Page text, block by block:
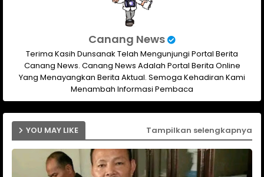
Canang News
Terima Kasih Dunsanak Telah Mengunjungi Portal Berita
Canang News. Canang News Adalah Portal Berita Online
Yang Menayangkan Berita Aktual. Semoga Kehadiran Kami
Menambah Informasi Pembaca
YOU MAY LIKE Tampilkan selengkapnya